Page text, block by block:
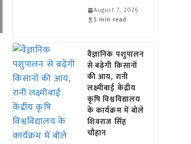
August 7, 2026
5 min read
वैज्ञानिक पशुपालन
से बढ़ेगी किसानों
की आय, रानी
लक्ष्मीबाई केंद्रीय
कृषि विश्वविद्यालय
के कार्यक्रम में बोले
शिवराज सिंह
चौहान